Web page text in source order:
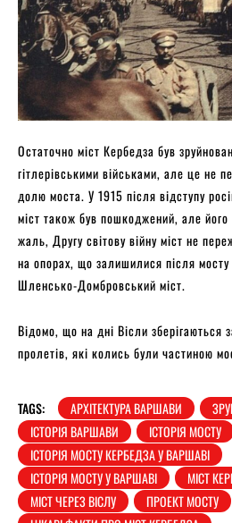
Остаточно міст Кербедза був
гітлерівськими військами, але це не
долю моста. У 1915 після відступу
міст також був пошкоджений, але
жаль, Другу світову війну міст не
на опорах, що залишилися після
Шленсько-Домбровський міст.
Відомо, що на дні Вісли зберігаються
пролетів, які колись були частиною
TAGS: АРХІТЕКТУРА ВАРШАВИ
ІСТОРІЯ ВАРШАВИ
ІСТОРІЯ МОСТУ
ІСТОРІЯ МОСТУ КЕРБЕДЗА У ВАРШАВІ
ІСТОРІЯ МОСТУ У ВАРШАВІ
МІСТ
МІСТ ЧЕРЕЗ ВІСЛУ
ПРОЕКТ МОСТУ